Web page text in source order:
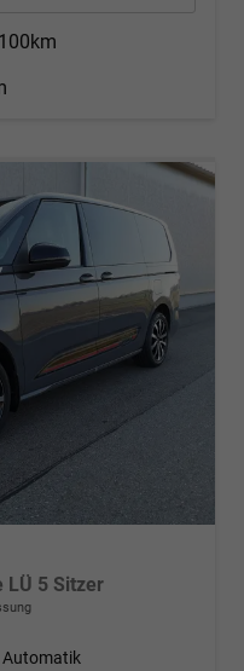
LÜ 5 Sitzer
Automatik